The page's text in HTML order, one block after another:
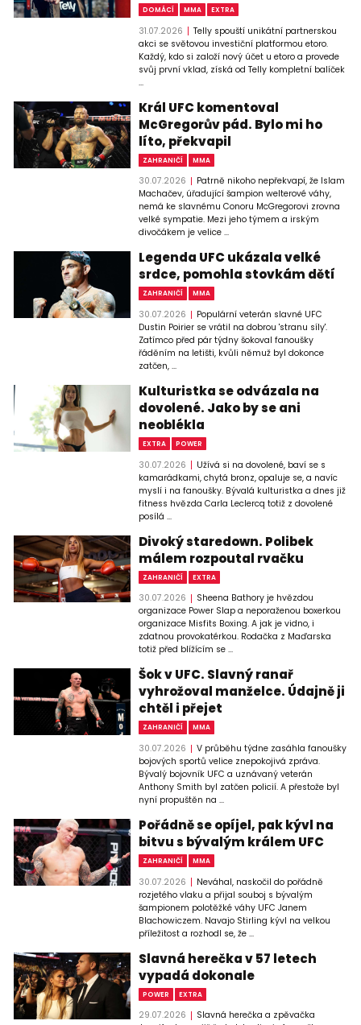
DOMÁCÍ MMA EXTRA
31.07.2026
Telly spouští unikátní partnerskou
akci se světovou investiční platformou etoro.
Každý, kdo si založí nový účet u etoro a provede
svůj první vklad, získá od Telly kompletní balíček
...
Král UFC komentoval
McGregorův pád. Bylo mi ho
líto, překvapil
ZAHRANIČÍ MMA
30.07.2026
Patrně nikoho nepřekvapí, že Islam
Machačev, úřadující šampion welterové váhy,
nemá ke slavnému Conoru McGregorovi zrovna
velké sympatie. Mezi jeho týmem a irským
divočákem je velice ...
Legenda UFC ukázala velké
srdce, pomohla stovkám dětí
ZAHRANIČÍ MMA
30.07.2026
Populární veterán slavné UFC
Dustin Poirier se vrátil na dobrou 'stranu síly'.
Zatímco před pár týdny šokoval fanoušky
řáděním na letišti, kvůli němuž byl dokonce
zatčen, ...
Kulturistka se odvázala na
dovolené. Jako by se ani
neoblékla
EXTRA POWER
30.07.2026
Užívá si na dovolené, baví se s
kamarádkami, chytá bronz, opaluje se, a navíc
myslí i na fanoušky. Bývalá kulturistka a dnes již
fitness hvězda Carla Leclercq totiž z dovolené
posílá ...
Divoký staredown. Polibek
málem rozpoutal rvačku
ZAHRANIČÍ EXTRA
30.07.2026
Sheena Bathory je hvězdou
organizace Power Slap a neporaženou boxerkou
organizace Misfits Boxing. A jak je vidno, i
zdatnou provokatérkou. Rodačka z Maďarska
totiž před blížícím se ...
Šok v UFC. Slavný ranař
vyhrožoval manželce. Údajně ji
chtěl i přejet
ZAHRANIČÍ MMA
30.07.2026
V průběhu týdne zasáhla fanoušky
bojových sportů velice znepokojivá zpráva.
Bývalý bojovník UFC a uznávaný veterán
Anthony Smith byl zatčen policií. A přestože byl
nyní propuštěn na ...
Pořádně se opíjel, pak kývl na
bitvu s bývalým králem UFC
ZAHRANIČÍ MMA
30.07.2026
Neváhal, naskočil do pořádně
rozjetého vlaku a přijal souboj s bývalým
šampionem polotěžké váhy UFC Janem
Blachowiczem. Navajo Stirling kývl na velkou
příležitost a rozhodl se, že ...
Slavná herečka v 57 letech
vypadá dokonale
POWER EXTRA
29.07.2026
Slavná herečka a zpěvačka